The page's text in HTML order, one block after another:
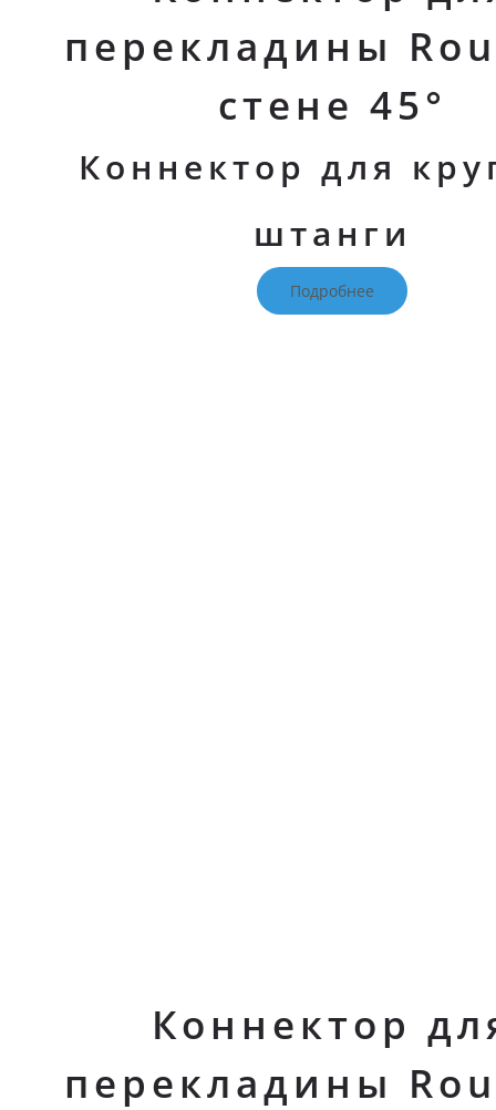
перекладины
стене 45°
Коннектор для
штанги
Подробнее
Коннектор
перекладины